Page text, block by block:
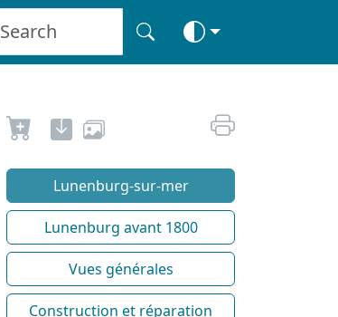
Lunenburg-sur-mer
Lunenburg avant 1800
Vues générales
Construction et réparation